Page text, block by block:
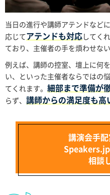
当日の進行や講師アテンドなど
応じてアテンドも対応してく
ており、主催者の手を煩わせな
例えば、講師の控室、壇上に何
い、といった主催者ならではの
てくれます。 細部まで準備が
らず、 講師からの満足度も高
講演会手
相談